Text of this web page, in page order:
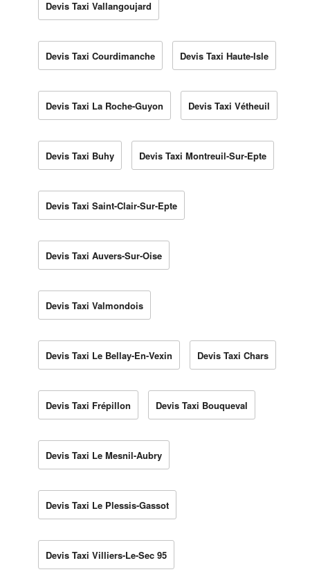
Devis Taxi Vallangoujard
Devis Taxi Courdimanche Devis Taxi Haute-Isle
Devis Taxi La Roche-Guyon Devis Taxi Vétheuil
Devis Taxi Buhy Devis Taxi Montreuil-Sur-Epte
Devis Taxi Saint-Clair-Sur-Epte
Devis Taxi Auvers-Sur-Oise
Devis Taxi Valmondois
Devis Taxi Le Bellay-En-Vexin Devis Taxi Chars
Devis Taxi Frépillon Devis Taxi Bouqueval
Devis Taxi Le Mesnil-Aubry
Devis Taxi Le Plessis-Gassot
Devis Taxi Villiers-Le-Sec 95